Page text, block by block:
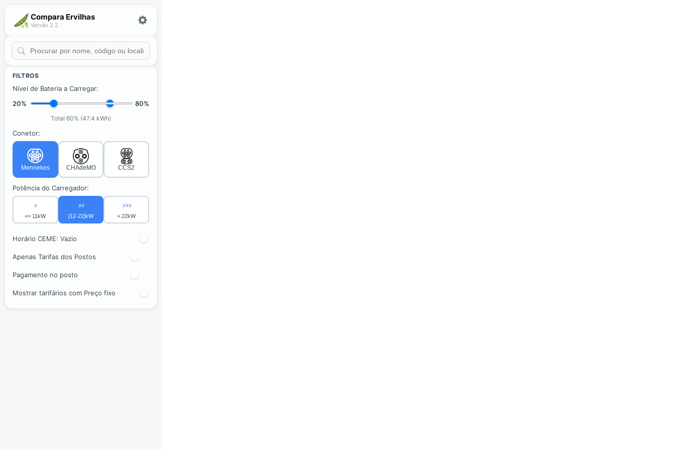
Compara Ervilhas
Versão 2.2
FILTROS
Nível de Bateria a Carregar:
20%
80%
Total 60% (47.4 kWh)
Conetor:
Mennekes CHAdeMO CCS2
Potência do Carregador:
⚡
<= 11kW
⚡⚡
[12-22]kW
⚡⚡⚡
> 22kW
Horário CEME: Vazio
Apenas Tarifas dos Postos
Pagamento no posto
Mostrar tarifários com Preço fixo